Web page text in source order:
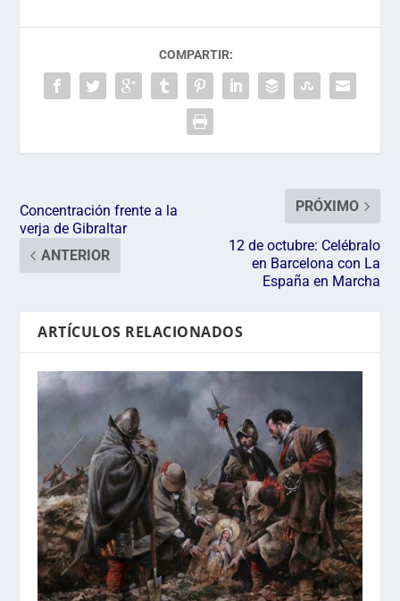
COMPARTIR:
Concentración frente a la
verja de Gibraltar
ANTERIOR
PRÓXIMO
12 de octubre: Celébralo
en Barcelona con La
España en Marcha
ARTÍCULOS RELACIONADOS